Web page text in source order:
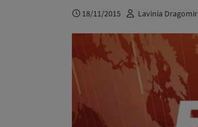
18/11/2015 Lavinia Dragomir